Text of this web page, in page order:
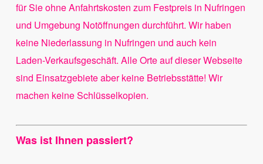
für Sie ohne Anfahrtskosten zum Festpreis in Nufringen
und Umgebung Notöffnungen durchführt. Wir haben
keine Niederlassung in Nufringen und auch kein
Laden-Verkaufsgeschäft. Alle Orte auf dieser Webseite
sind Einsatzgebiete aber keine Betriebsstätte! Wir
machen keine Schlüsselkopien.
Was ist Ihnen passiert?